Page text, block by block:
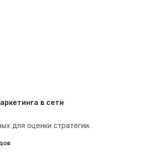
в сети
для оценки стратегии.